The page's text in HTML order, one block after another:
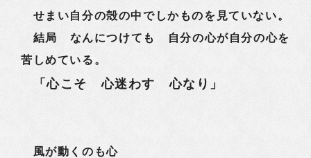
せまい自分の殻の中でしかものを見ていない。
結局 なんにつけても 自分の心が自分の心を
苦しめている。
「心こそ 心迷わす 心なり」
風が動くのも心